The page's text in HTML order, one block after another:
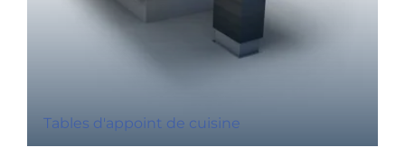
Tables d'appoint de cuisine